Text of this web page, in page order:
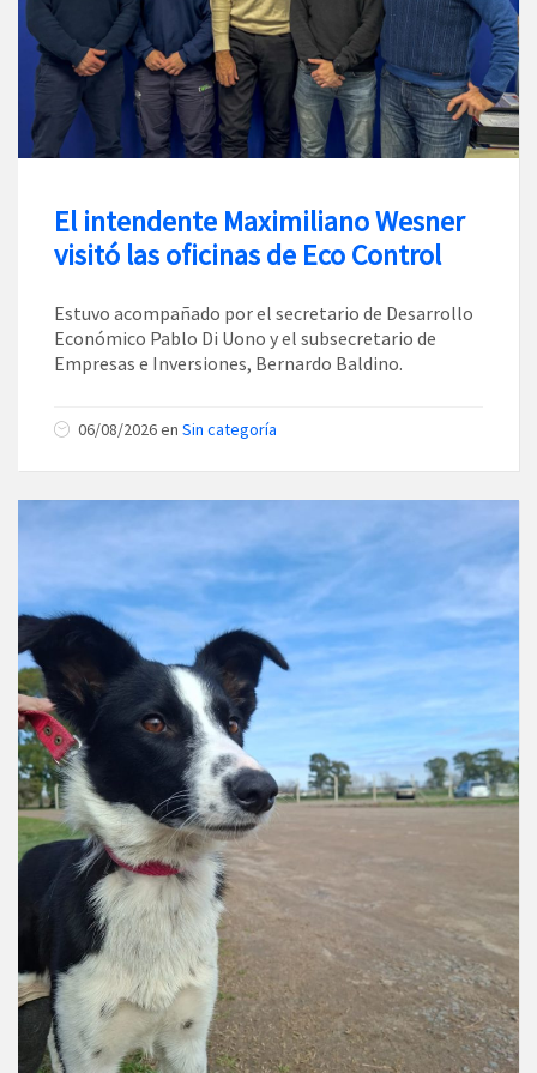
El intendente Maximiliano Wesner
visitó las oficinas de Eco Control
Estuvo acompañado por el secretario de Desarrollo
Económico Pablo Di Uono y el subsecretario de
Empresas e Inversiones, Bernardo Baldino.
06/08/2026en Sin categoría